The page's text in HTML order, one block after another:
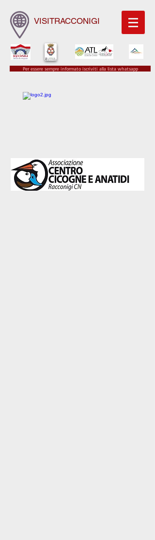
VISITRACCONIGI
Per essere sempre informato iscriviti alla lista whatsapp